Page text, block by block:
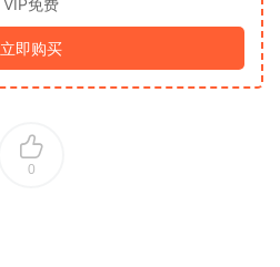
VIP免费
立即购买
0